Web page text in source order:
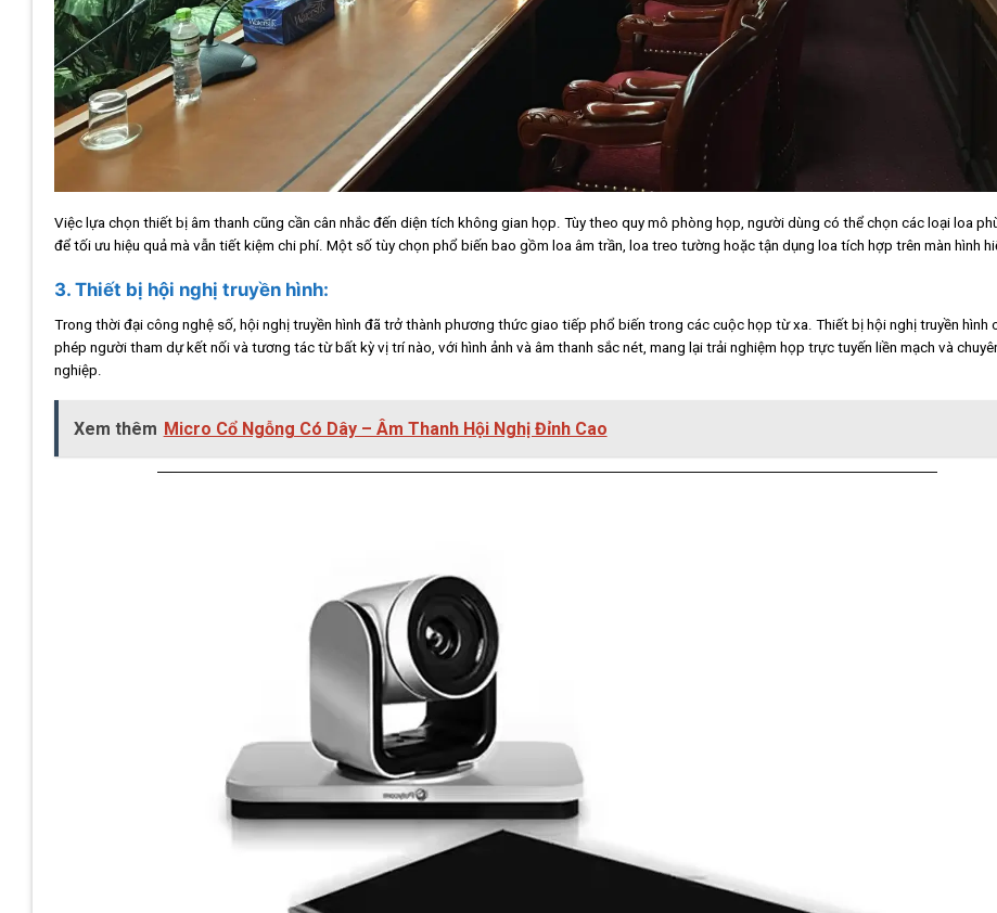
Việc lựa chọn thiết bị âm thanh cũng cần cân nhắc đến diện tích không gian họp. Tùy theo quy mô phòng họp, người dùng có thể chọn các loại loa
để tối ưu hiệu quả mà vẫn tiết kiệm chi phí. Một số tùy chọn phổ biến bao gồm loa âm trần, loa treo tường hoặc tận dụng loa tích hợp trên màn hình
3. Thiết bị hội nghị truyền hình:
Trong thời đại công nghệ số, hội nghị truyền hình đã trở thành phương thức giao tiếp phổ biến trong các cuộc họp từ xa. Thiết bị hội nghị truyền hình
phép người tham dự kết nối và tương tác từ bất kỳ vị trí nào, với hình ảnh và âm thanh sắc nét, mang lại trải nghiệm họp trực tuyến liền mạch và
nghiệp.
Xem thêm Micro Cổ Ngỗng Có Dây – Âm Thanh Hội Nghị Đỉnh Cao